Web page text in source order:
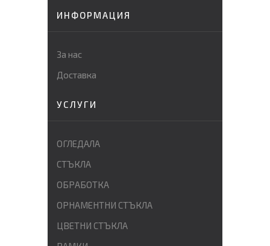
ИНФОРМАЦИЯ
За нас
Доставка
УСЛУГИ
ОГЛЕДАЛА
СТЪКЛА
ОБРАБОТКА
ОРНАМЕНТНИ СТЪКЛА
ЦВЕТНИ СТЪКЛА